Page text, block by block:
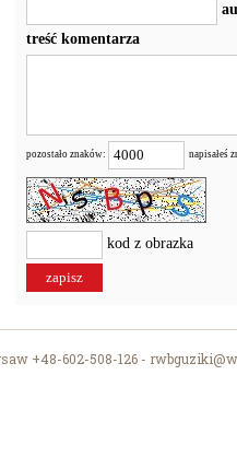
treść komentarza
pozostało znaków: napisałeś
kod z obrazka
+48-602-508-126 -